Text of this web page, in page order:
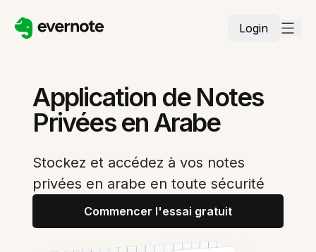
Login
Application de Notes
Privées en Arabe
Stockez et accédez à vos notes
privées en arabe en toute sécurité
Commencer l'essai gratuit